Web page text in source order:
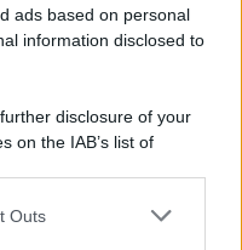
ads based on personal
information disclosed to
disclosure of your
on the IAB’s list of
by us to third parties
Outs